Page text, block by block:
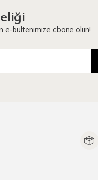
e-bültenimize abone olun!